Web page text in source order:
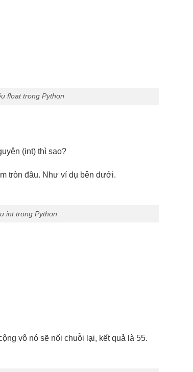
float trong Python
(int) thì sao?
tròn đâu. Như ví dụ bên dưới.
int trong Python
vô nó sẽ nối chuỗi lại, kết quả là 55.